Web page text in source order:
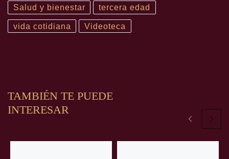
Salud y bienestar tercera edad
vida cotidiana Videoteca
TAMBIÉN TE PUEDE
INTERESAR